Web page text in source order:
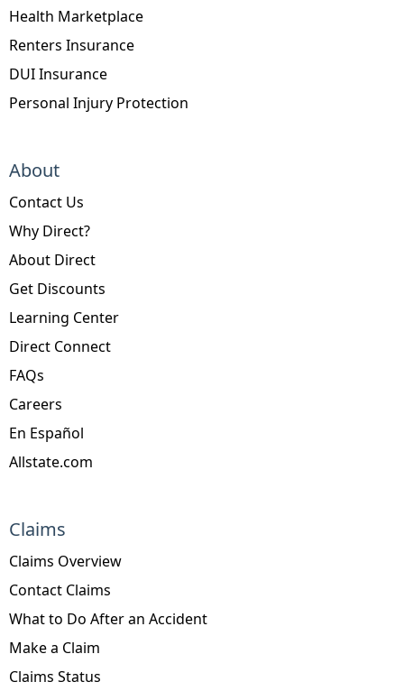
Health Marketplace
Renters Insurance
DUI Insurance
Personal Injury Protection
About
Contact Us
Why Direct?
About Direct
Get Discounts
Learning Center
Direct Connect
FAQs
Careers
En Español
Allstate.com
Claims
Claims Overview
Contact Claims
What to Do After an Accident
Make a Claim
Claims Status